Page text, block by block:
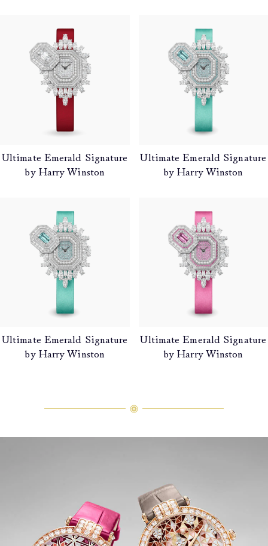
Ultimate Emerald Signature
by Harry Winston
Ultimate Emerald Signature
by Harry Winston
Ultimate Emerald Signature
by Harry Winston
Ultimate Emerald Signature
by Harry Winston